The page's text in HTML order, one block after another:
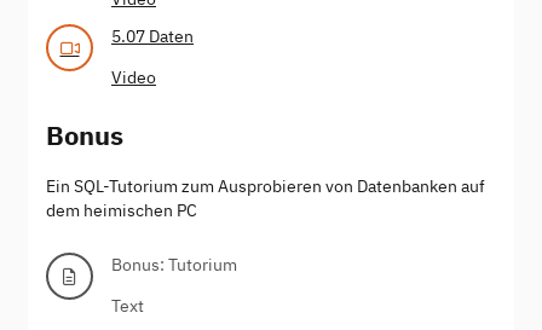
5.07 Daten
Video
Bonus
Ein SQL-Tutorium zum Ausprobieren von Datenbanken auf
dem heimischen PC
Bonus: Tutorium
Text